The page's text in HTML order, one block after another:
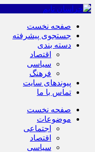
صفحه نخست
جستجوی پیشرفته
دسته بندی
اقتصاد
سیاسی
فرهنگ
پیوندهای سایت
تماس با ما
صفحه نخست
موضوعات
اجتماعی
اقتصاد
سیاسی